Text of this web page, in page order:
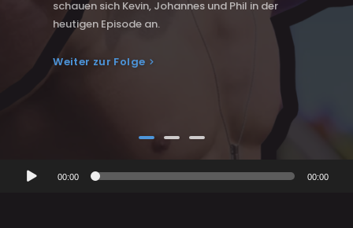
Audio-
00:00 00:00
die Betonung liegt auf fast. Denn Nejy ist zurück
… und mit ihm ein Isekai-Anime.
Weiter zur Folge
Audio-
00:00 00:00
Audio-
00:00 00:00